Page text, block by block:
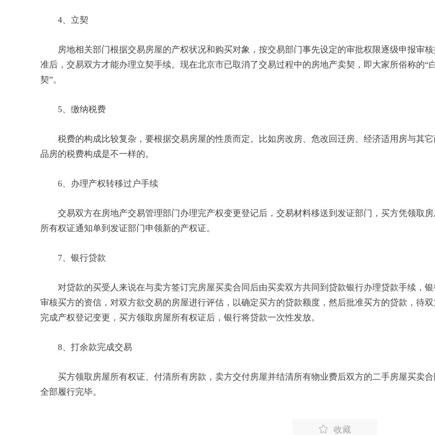
4、立契
房地相关部门根据交易房屋的产权状况和购买对象，按交易部门事先设定的审批权限逐级申报审核
准后，交易双方才能办理立契手续。现在北京市已取消了交易过程中的房地产卖契，即大家所俗称的“
契”。
5、缴纳税费
税费的构成比较复杂，要根据交易房屋的性质而定。比如房改房、危改回迁房、经济适用房与其它
品房的税费构成是不一样的。
6、办理产权转移过户手续
交易双方在房地产交易管理部门办理完产权变更登记后，交易材料移送到发证部门，买方凭领取房
所有权证通知单到发证部门申领新的产权证。
7、银行贷款
对贷款的买受人来说在与卖方签订完房屋买卖合同后由买卖双方共同到贷款银行办理贷款手续，银
审核买方的资信，对双方欲交易的房屋进行评估，以确定买方的贷款额度，然后批准买方的贷款，待
完成产权登记变更，买方领取房屋所有权证后，银行将贷款一次性发放。
8、打余款完成交易
买方领取房屋所有权证、付清所有房款，卖方交付房屋并结清所有物业费后双方的二手房屋买卖合
全部履行完毕。
收藏